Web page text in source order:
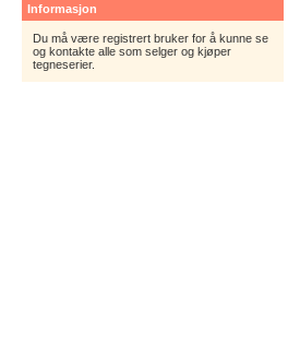
Informasjon
Du må være registrert bruker for å kunne se
og kontakte alle som selger og kjøper
tegneserier.